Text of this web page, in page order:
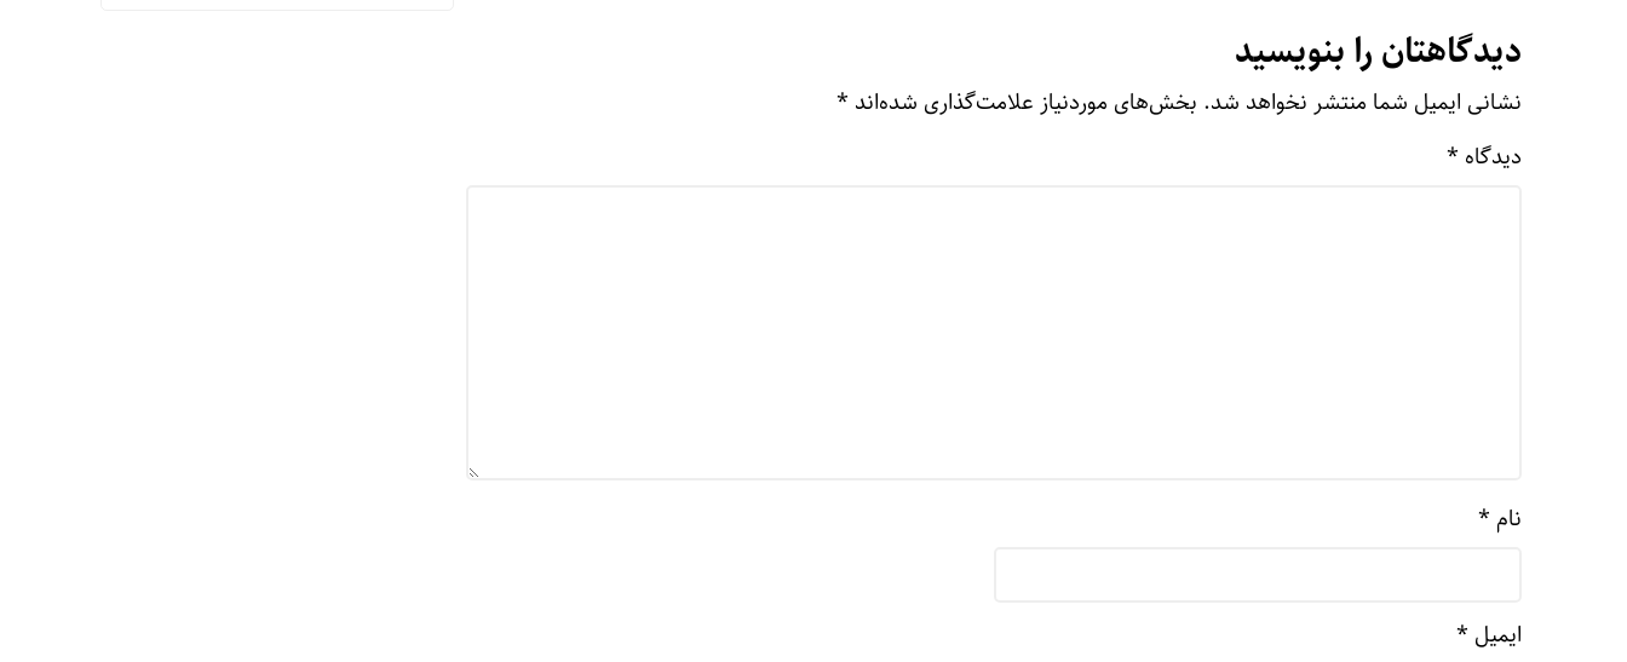
دیدگاهتان را بنویسید
نشانی ایمیل شما منتشر نخواهد شد. بخش‌های موردنیاز علامت‌گذاری شده‌اند *
دیدگاه *
نام *
ایمیل *